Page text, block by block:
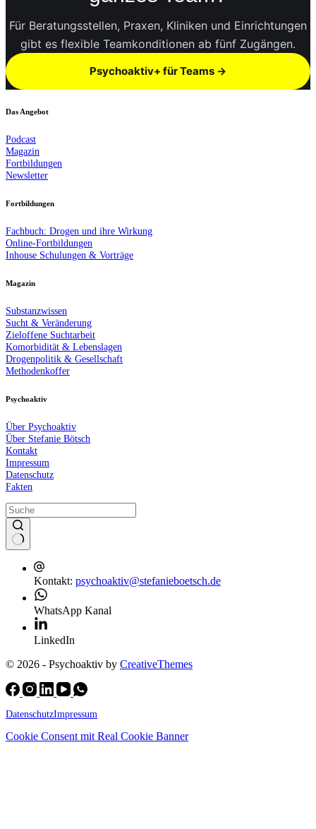
Für Beratungsstellen, Praxen, Kliniken und Einrichtungen
gibt es flexible Teamkonditionen ab fünf Zugängen.
Psychoaktiv+ für Teams →
Das Angebot
Podcast
Magazin
Fortbildungen
Newsletter
Fortbildungen
Fachbuch: Drogen und ihre Wirkung
Online-Fortbildungen
Inhouse Schulungen & Vorträge
Magazin
Substanzwissen
Sucht & Veränderung
Zieloffene Suchtarbeit
Komorbidität & Lebenslagen
Drogenpolitik & Gesellschaft
Methodenkoffer
Psychoaktiv
Über Psychoaktiv
Über Stefanie Bötsch
Kontakt
Impressum
Datenschutz
Fakten
Kontakt: psychoaktiv@stefanieboetsch.de
WhatsApp Kanal
LinkedIn
© 2026 - Psychoaktiv by CreativeThemes
DatenschutzImpressum
Cookie Consent mit Real Cookie Banner